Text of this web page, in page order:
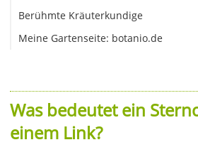
Berühmte Kräuterkundige
Meine Gartenseite: botanio.de
Was bedeutet ein
einem Link?